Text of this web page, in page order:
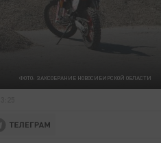
ФОТО: ЗАКСОБРАНИЕ НОВОСИБИРСКОЙ ОБЛАСТИ